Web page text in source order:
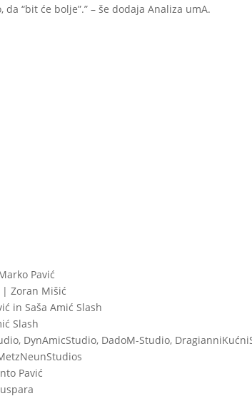
“bit će bolje”.” – še dodaja Analiza umA.
Pavić
Zoran Mišić
in Saša Amić Slash
Slash
DynAmicStudio, DadoM-Studio,
Pavić